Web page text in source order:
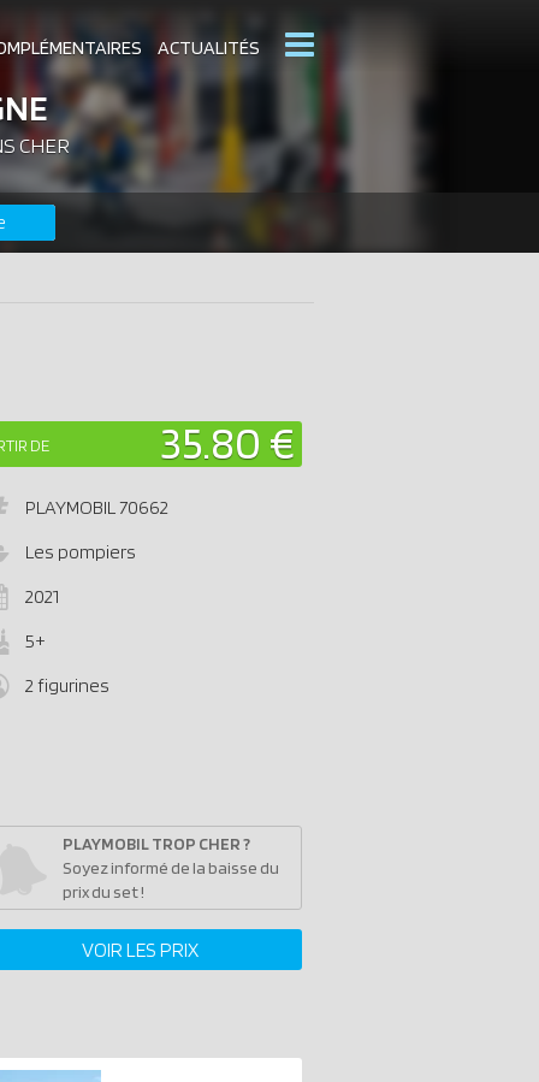
ACTUALITÉS
CATALOGUES PLAYMOBIL
DERNIERS PLAYMOBIL AJOUTÉS
CHER
DE 35.80 €
PLAYMOBIL70662
Les pompiers
2021
5+
2 figurines
PLAYMOBIL TROP CHER ?
Soyez informé de la baisse du
prix du set !
VOIR LES PRIX